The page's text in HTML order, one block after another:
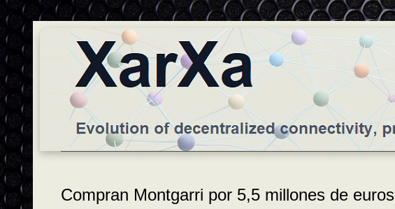
Compran Montgarri por 5,5 millones de euros